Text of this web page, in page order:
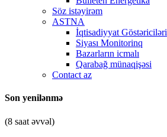
Söz istəyirəm
ASTNA
İqtisadiyyat Göstəriciləri
Siyası Monitorinq
Bazarların icmalı
Qarabağ münaqişəsi
Contact az
Son yenilənmə
(8 saat əvvəl)